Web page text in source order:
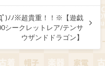
ﾟ)ﾉﾉ※超貴重！！※【遊戯
シークレットレア/テンサ
ウザンドドラゴン】